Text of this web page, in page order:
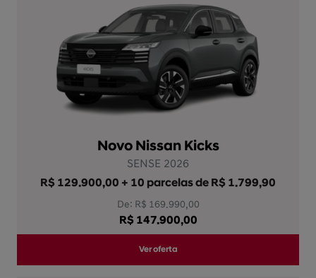
Novo Nissan Kicks
SENSE 2026
R$ 129.900,00 + 10 parcelas de R$ 1.799,90
De: R$ 169.990,00
R$ 147.900,00
Ver oferta